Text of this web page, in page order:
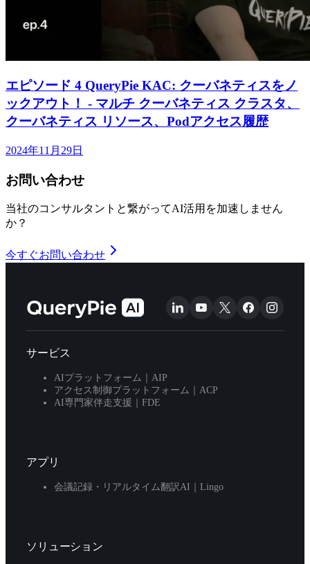
エピソード 4 QueryPie KAC: クーバネティスをノ
ックアウト！ - マルチ クーバネティス クラスタ、
クーバネティス リソース、Podアクセス履歴
2024年11月29日
お問い合わせ
当社のコンサルタントと繋がってAI活用を加速しません
か？
今すぐお問い合わせ
サービス
AIプラットフォーム｜AIP
アクセス制御プラットフォーム｜ACP
AI専門家伴走支援｜FDE
アプリ
会議記録・リアルタイム翻訳AI｜Lingo
ソリューション